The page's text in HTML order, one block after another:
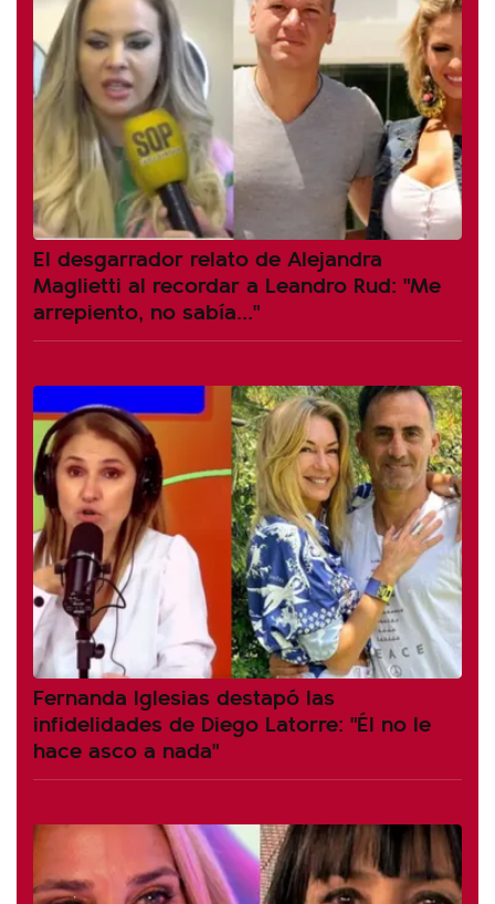
El desgarrador relato de Alejandra
Maglietti al recordar a Leandro Rud: "Me
arrepiento, no sabía..."
Fernanda Iglesias destapó las
infidelidades de Diego Latorre: "Él no le
hace asco a nada"